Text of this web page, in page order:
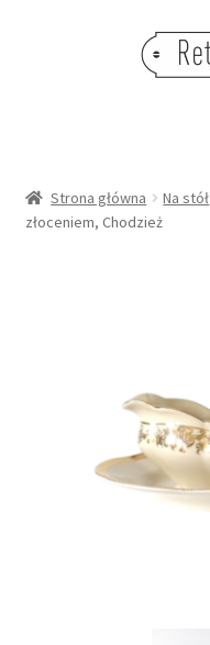
OBRAZY
OŚWIETLENIE
Strona główna Na stół
złoceniem, Chodzież